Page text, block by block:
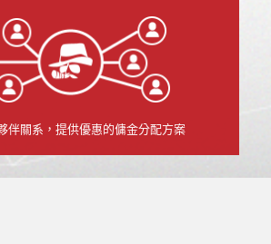
伴關系，提供優惠的傭金分配方案